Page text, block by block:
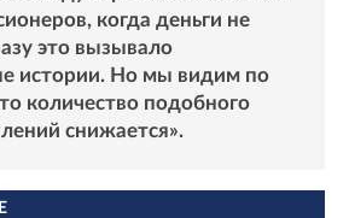
когда деньги не
это вызывало
истории. Но мы видим по
количество подобного
снижается».